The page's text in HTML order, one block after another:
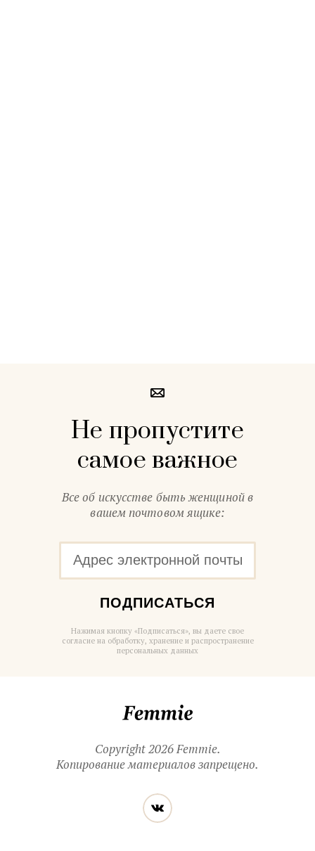
Не пропустите
самое важное
Все об искусстве быть женщиной в
вашем почтовом ящике:
ПОДПИСАТЬСЯ
Нажимая кнопку «Подписаться», вы даете свое
согласие на обработку, хранение и распространение
персональных данных
Copyright 2026 Femmie.
Копирование материалов запрещено.
Читайте
нас
в социальных